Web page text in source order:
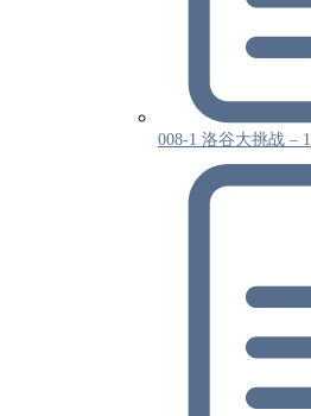
008-1 洛谷大挑战 – 1